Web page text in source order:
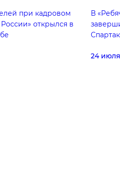
при кадровом
открылся в
В
24